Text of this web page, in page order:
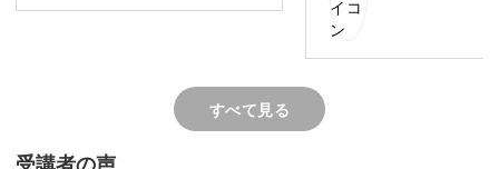
みませんか？
すべて見る